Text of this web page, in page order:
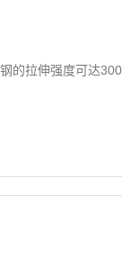
的拉伸强度可达